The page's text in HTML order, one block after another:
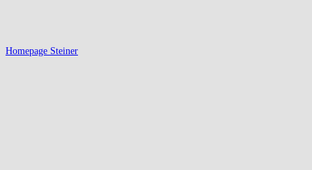
Homepage Steiner